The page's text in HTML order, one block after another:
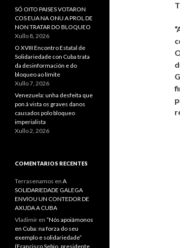
SÓ OITO PAISES VOTARON
COS EUA NA ONU A PROL DE
NON TRATAR DO BLOQUEO
Xullo 8, 2026
O XVIII Encontro Estatal de
Solidariedade con Cuba trata
da desinformación e do
bloqueo ao límite
Xullo 7, 2026
Venezuela: unha desfeita que
pon á vista os graves danos
causados polo bloqueo
imperialista
Xullo 2, 2026
COMENTARIOS RECENTES
Terrasenamos en A
SOLIDARIEDADE GALEGA
ENVIOU UN CONTEDOR DE
AXUDA A CUBA
Vladimir en “Nós apoiámonos
en Cuba: na forza do seu
exemplo e solidariedade”
(Francisco Sebio, presidente